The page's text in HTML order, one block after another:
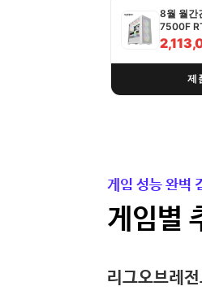
8월 월간
7500F
터
제
게임 성능 완벽
게임별
리그오브레